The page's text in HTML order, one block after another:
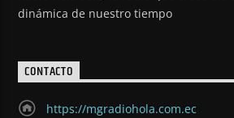
dinámica de nuestro tiempo
CONTACTO
https://mgradiohola.com.ec